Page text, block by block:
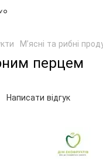
Мʼясні та рибні
перцем
Написати відгук